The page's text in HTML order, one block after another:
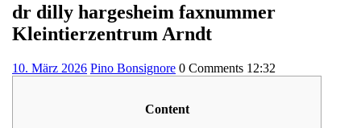
dr dilly hargesheim faxnummer
Kleintierzentrum Arndt
10. März 202610.
Pino Bonsignore 0 Comments 12:32
Content